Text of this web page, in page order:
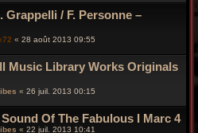
Grappelli / F. Personne –
« 28 août 2013 09:55
Music Library Works Originals
« 26 juil. 2013 00:15
Of The Fabulous I Marc 4
« 22 juil. 2013 10:41